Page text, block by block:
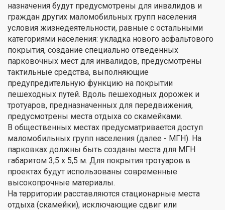
назначения будут предусмотрены для инвалидов и
граждан других маломобильных групп населения
условия жизнедеятельности, равные с остальными
категориями населения: укладка нового асфальтового
покрытия, создание специально отведенных
парковочных мест для инвалидов, предусмотрены
тактильные средства, выполняющие
предупредительную функцию на покрытии
пешеходных путей. Вдоль пешеходных дорожек и
тротуаров, предназначенных для передвижения,
предусмотрены места отдыха со скамейками.
В общественных местах предусматривается доступ
маломобильных групп населения (далее - МГН). На
парковках должны быть созданы места для МГН
габаритом 3,5 х 5,5 м. Для покрытия тротуаров в
проектах будут использованы современные
высокопрочные материалы.
На территории расставляются стационарные места
отдыха (скамейки), исключающие сдвиг или